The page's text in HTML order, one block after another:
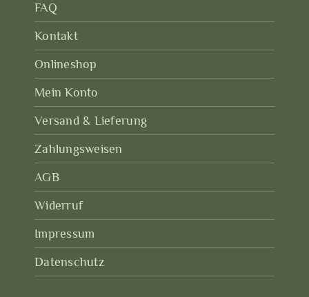
FAQ
Kontakt
Onlineshop
Mein Konto
Versand & Lieferung
Zahlungsweisen
AGB
Widerruf
Impressum
Datenschutz